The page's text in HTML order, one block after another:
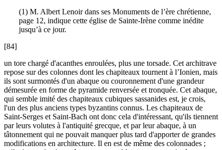
(1) M. Albert Lenoir dans ses Monuments de l’ère chrétienne,
page 12, indique cette église de Sainte-Irène comme inédite
jusqu’à ce jour.
[84]
un tore chargé d'acanthes enroulées, plus une torsade. Cet architrave
repose sur des colonnes dont les chapiteaux tournent à l’Ionien, mais
ils sont surmontés d'un abaque ou couronnement d'une grandeur
démesurée en forme de pyramide renversée et tronquée. Cet abaque,
qui semble imité des chapiteaux cubiques sassanides est, je crois,
l'un des plus anciens types byzantins connus. Les chapiteaux de
Saint-Serges et Saint-Bach ont donc cela d'intéressant, qu'ils tiennent
par leurs volutes à l'antiquité grecque, et par leur abaque, à un
tâtonnement qui ne pouvait manquer plus tard d'apporter de grandes
modifications en architecture. Il en est de même des colonnades ;